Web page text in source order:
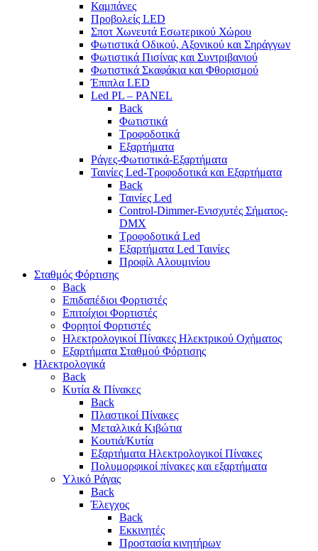
Καμπάνες
Προβολείς LED
Σποτ Χωνευτά Εσωτερικού Χώρου
Φωτιστικά Οδικού, Αξονικού και Σηράγγων
Φωτιστικά Πισίνας και Συντριβανιού
Φωτιστικά Σκαφάκια και Φθορισμού
Έπιπλα LED
Led PL – PANEL
Back
Φωτιστικά
Τροφοδοτικά
Εξαρτήματα
Ράγες-Φωτιστικά-Εξαρτήματα
Ταινίες Led-Τροφοδοτικά και Εξαρτήματα
Back
Ταινίες Led
Control-Dimmer-Ενισχυτές Σήματος-
DMX
Τροφοδοτικά Led
Εξαρτήματα Led Ταινίες
Προφίλ Αλουμινίου
Σταθμός Φόρτισης
Back
Επιδαπέδιοι Φορτιστές
Επιτoίχιοι Φορτιστές
Φορητοί Φορτιστές
Ηλεκτρολογικοί Πίνακες Ηλεκτρικού Οχήματος
Εξαρτήματα Σταθμού Φόρτισης
Ηλεκτρολογικά
Back
Κυτία & Πίνακες
Back
Πλαστικοί Πίνακες
Μεταλλικά Κιβώτια
Κουτιά/Κυτία
Εξαρτήματα Ηλεκτρολογικοί Πίνακες
Πολυμορφικοί πίνακες και εξαρτήματα
Υλικό Ράγας
Back
Έλεγχος
Back
Εκκινητές
Προστασία κινητήρων